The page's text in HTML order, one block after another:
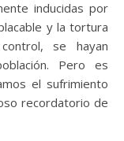
inducidas por
y la tortura
se hayan
Pero es
el sufrimiento
recordatorio de